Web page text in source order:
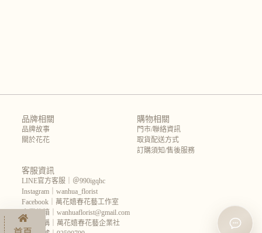
品牌相關
品牌故事
關於花花
購物相關
門市/聯絡資訊
取貨配送方式
訂購須知/售後服務
客服資訊
LINE官方客服｜＠990igqhc
Instagram｜wanhua_florist
Facebook｜萬花嬉春花藝工作室
企業信箱｜wanhuaflorist@gmail.com
企業名稱｜萬花嬉春花藝企業社